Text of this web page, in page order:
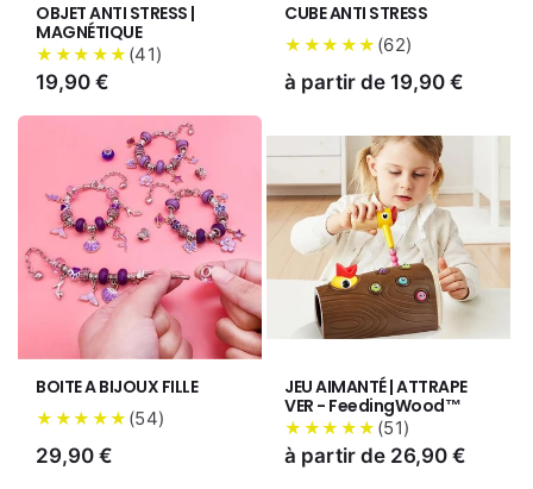
OBJET ANTI STRESS |
MAGNÉTIQUE
★★★★★ (41)
Prix
19,90 €
CUBE ANTI STRESS
★★★★★ (62)
Prix
à partir de 19,90 €
BOITE A BIJOUX FILLE
★★★★★ (54)
Prix
29,90 €
JEU AIMANTÉ | ATTRAPE
VER - FeedingWood™
★★★★★ (51)
Prix
à partir de 26,90 €